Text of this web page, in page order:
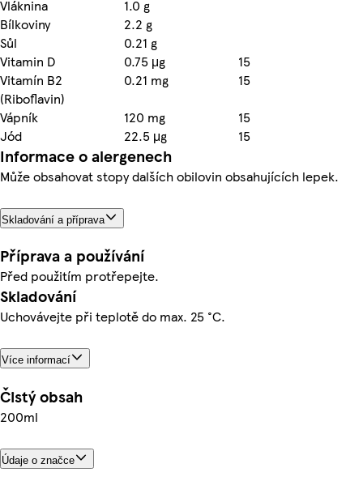
Vláknina
1.0 g
Bílkoviny
2.2 g
Sůl
0.21 g
Vitamin D
0.75 μg
15
Vitamín B2
(Riboflavin)
0.21 mg
15
Vápník
120 mg
15
Jód
22.5 μg 15
Informace o alergenech
Může obsahovat stopy dalších obilovin obsahujících lepek.
Skladování a příprava
Příprava a používání
Před použitím protřepejte.
Skladování
Uchovávejte při teplotě do max. 25 °C.
Více informací
Čistý obsah
200ml
Údaje o značce